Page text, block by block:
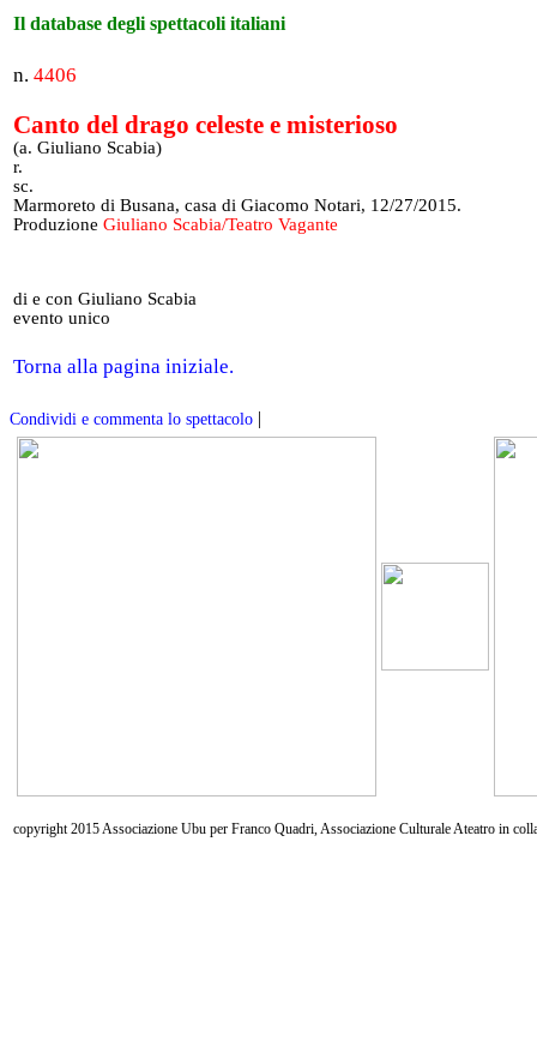
Il database degli spettacoli italiani
n. 4406
Canto del drago celeste e misterioso
(a. Giuliano Scabia)
r.
sc.
Marmoreto di Busana, casa di Giacomo Notari, 12/27/2015.
Produzione Giuliano Scabia/Teatro Vagante
di e con Giuliano Scabia
evento unico
Torna alla pagina iniziale.
Condividi e commenta lo spettacolo |
copyright 2015 Associazione Ubu per Franco Quadri, Associazione Culturale Ateatro in